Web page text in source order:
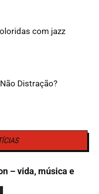
com jazz
Distração?
– vida, música e